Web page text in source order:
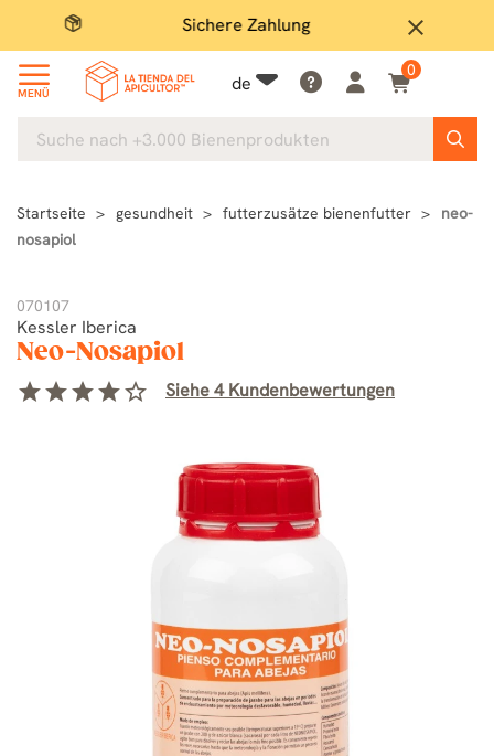
close
Sichere Zahlung
MENÜ de
0
Startseite gesundheit futterzusätze bienenfutter
neo-
nosapiol
070107
Kessler Iberica
Neo-Nosapiol
starstarstarstarstar_border Siehe 4 Kundenbewertungen